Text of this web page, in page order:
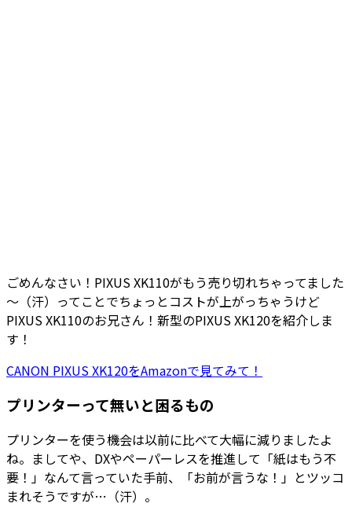
ごめんなさい！PIXUS XK110がもう売り切れちゃってました
～（汗）ってことでちょっとコストが上がっちゃうけど
PIXUS XK110のお兄さん！新型のPIXUS XK120を紹介しま
す！
CANON PIXUS XK120をAmazonで見てみて！
プリンターって無いと困るもの
プリンターを使う機会は以前に比べて大幅に減りましたよ
ね。ましてや、DXやペーパーレスを推進して「紙はもう不
要！」なんて言っていた手前、「お前が言うな！」とツッコ
まれそうですが…（汗）。